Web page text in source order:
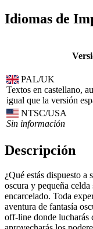
Idiomas de
PAL/UK
Textos en castellano,
igual que la versión
NTSC/USA
Sin información
Descripción
¿Qué estás dispuesto a
oscura y pequeña
encarcelado. Toda
aventura de fantasía
off-line donde lucharás